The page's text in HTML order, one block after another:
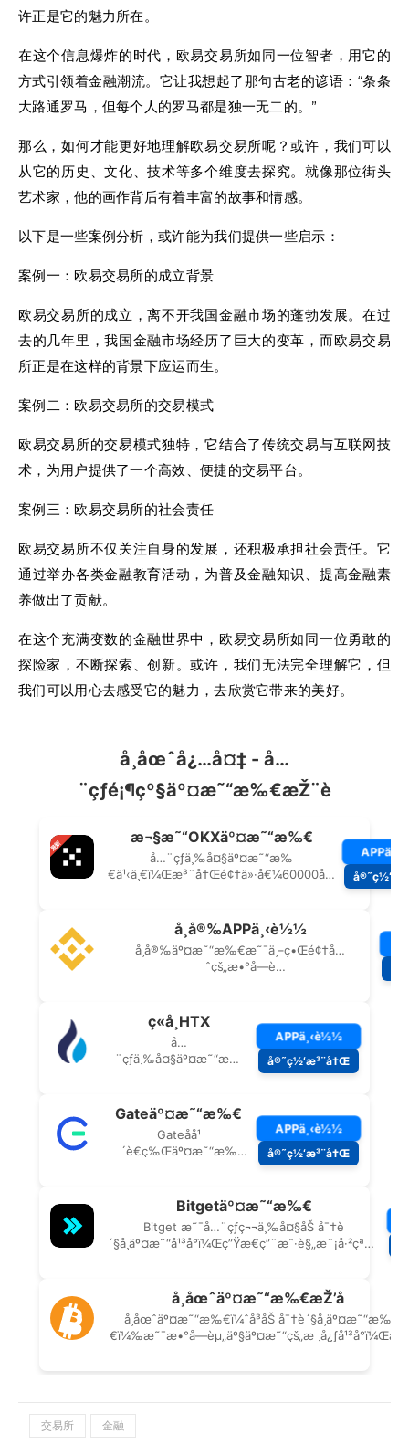
许正是它的魅力所在。
在这个信息爆炸的时代，欧易交易所如同一位智者，用它的
方式引领着金融潮流。它让我想起了那句古老的谚语：“条条
大路通罗马，但每个人的罗马都是独一无二的。”
那么，如何才能更好地理解欧易交易所呢？或许，我们可以
从它的历史、文化、技术等多个维度去探究。就像那位街头
艺术家，他的画作背后有着丰富的故事和情感。
以下是一些案例分析，或许能为我们提供一些启示：
案例一：欧易交易所的成立背景
欧易交易所的成立，离不开我国金融市场的蓬勃发展。在过
去的几年里，我国金融市场经历了巨大的变革，而欧易交易
所正是在这样的背景下应运而生。
案例二：欧易交易所的交易模式
欧易交易所的交易模式独特，它结合了传统交易与互联网技
术，为用户提供了一个高效、便捷的交易平台。
案例三：欧易交易所的社会责任
欧易交易所不仅关注自身的发展，还积极承担社会责任。它
通过举办各类金融教育活动，为普及金融知识、提高金融素
养做出了贡献。
在这个充满变数的金融世界中，欧易交易所如同一位勇敢的
探险家，不断探索、创新。或许，我们无法完全理解它，但
我们可以用心去感受它的魅力，去欣赏它带来的美好。
交易所 金融